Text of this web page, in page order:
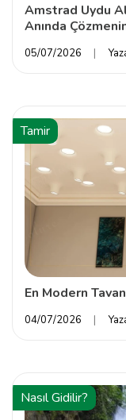
Amstrad Uydu
Anında
05/07/2026
Tamir
En Modern
04/07/2026
Nasıl Gidilir?